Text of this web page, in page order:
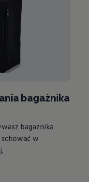
bagażnika
bagażnika
w